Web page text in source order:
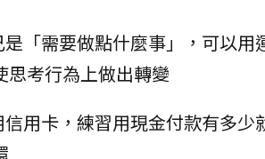
「需要做點什麼事」，可以
思考行為上做出轉變
用卡，練習用現金付款有多